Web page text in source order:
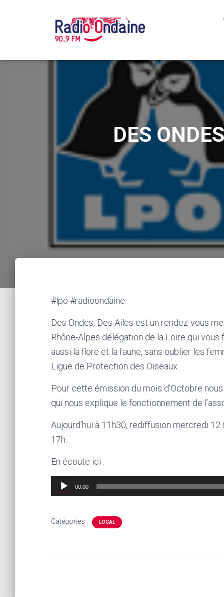
DES
#lpo #radioondaine
Des Ondes, Des Ailes est un rendez-vous
Rhône-Alpes délégation de la Loire qui
aussi la flore et la faune, sans oublier les
Ligue de Protection des Oiseaux.
Pour cette émission du mois d’Octobre
qui nous explique le fonctionnement de
Aujourd’hui à 11h30, rediffusion mercredi
17h.
En écoute ici :
Lecteur
audio
00:00
Catégories : LOCAL